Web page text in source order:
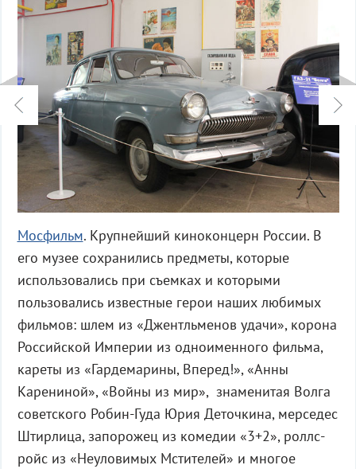
Мосфильм. Крупнейший киноконцерн России. В
его музее сохранились предметы, которые
использовались при съемках и которыми
пользовались известные герои наших любимых
фильмов: шлем из «Джентльменов удачи», корона
Российской Империи из одноименного фильма,
кареты из «Гардемарины, Вперед!», «Анны
Карениной», «Войны из мир», знаменитая Волга
советского Робин-Гуда Юрия Деточкина, мерседес
Штирлица, запорожец из комедии «3+2», роллс-
ройс из «Неуловимых Мстителей» и многое